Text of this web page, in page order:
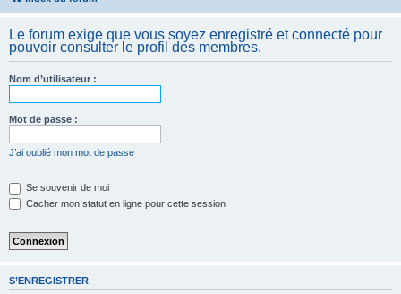
Le forum exige que vous soyez enregistré et connecté pour
pouvoir consulter le profil des membres.
Nom d’utilisateur :
Mot de passe :
J’ai oublié mon mot de passe
Se souvenir de moi
Cacher mon statut en ligne pour cette session
S’ENREGISTRER